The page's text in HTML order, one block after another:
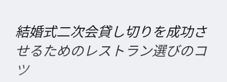
結婚式二次会貸し切りを成功さ
せるためのレストラン選びのコ
ツ